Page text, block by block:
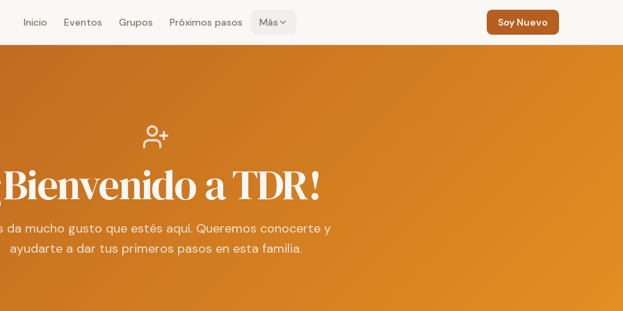
Inicio Eventos Grupos Próximos pasos Más Soy Nuevo
a TDR!
da mucho gusto que estés aquí. Queremos conocerte y
ayudarte a dar tus primeros pasos en esta familia.